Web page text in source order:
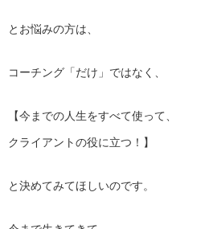
とお悩みの方は、
コーチング「だけ」ではなく、
【今までの人生をすべて使って、
クライアントの役に立つ！】
と決めてみてほしいのです。